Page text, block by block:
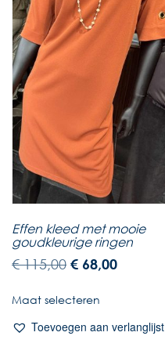
Effen kleed met mooie
goudkleurige ringen
€115,00 € 68,00
Maat selecteren
Toevoegen aan verlanglijst